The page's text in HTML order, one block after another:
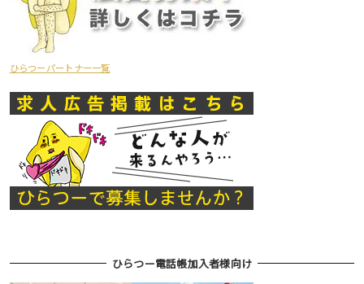
ひらつーパートナー一覧
ひらつー電話帳加入者様向け